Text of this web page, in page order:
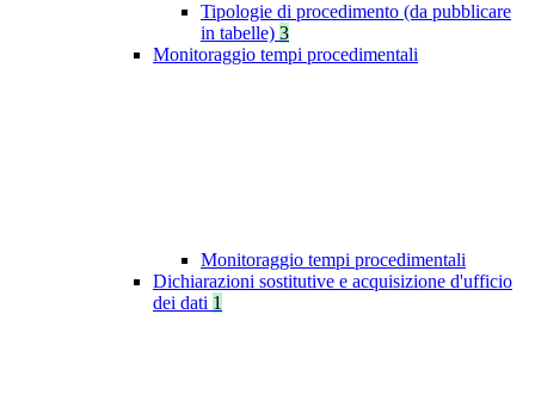
Tipologie di procedimento (da pubblicare
in tabelle) 3
Monitoraggio tempi procedimentali
Monitoraggio tempi procedimentali
Dichiarazioni sostitutive e acquisizione d'ufficio
dei dati 1